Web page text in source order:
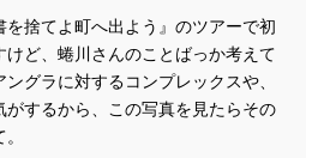
捨てよ町へ出よう』のツアーで初
ど、蜷川さんのことばっか考えて
グラに対するコンプレックスや、
するから、この写真を見たらその